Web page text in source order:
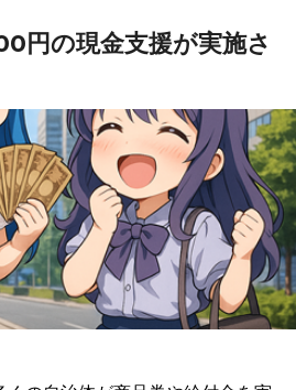
円の現金支援が実施さ